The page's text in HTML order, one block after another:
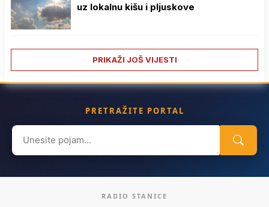
uz lokalnu kišu i pljuskove
PRIKAŽI JOŠ VIJESTI
PRETRAŽITE PORTAL
Search
for:
RADIO STANICE